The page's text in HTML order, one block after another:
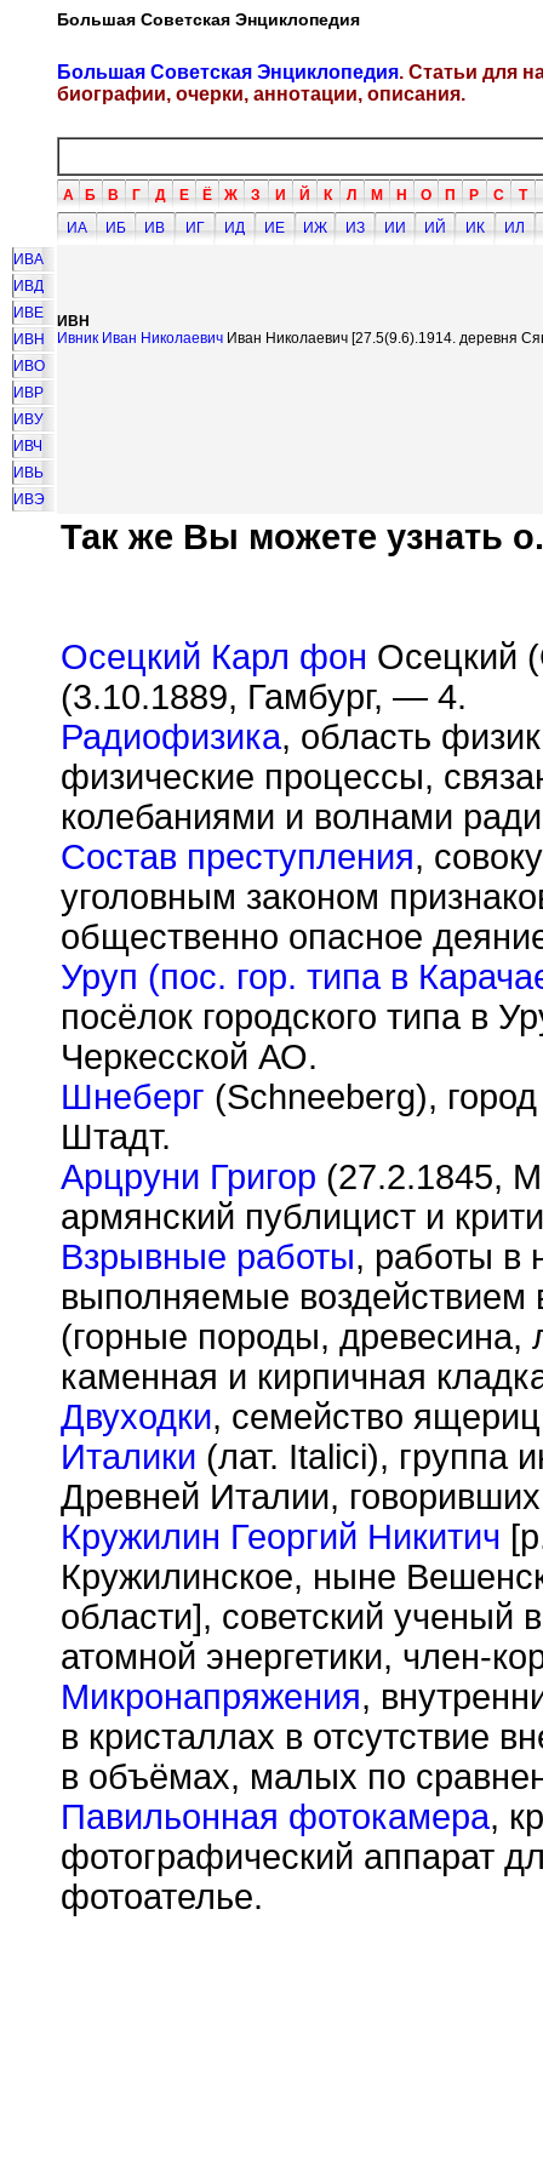
Большая Советская Энциклопедия
Большая Советская Энциклопедия. Статьи для
биографии, очерки, аннотации, описания.
А Б В Г Д Е Ё Ж З И Й К Л М Н О П Р С Т
ИА
ИБ ИВ ИГ ИД ИЕ ИЖ ИЗ ИИ ИЙ ИК
ИЛ
ИВА
ИВД
ИВЕ
ИВН
ИВО
ИВР
ИВУ
ИВЧ
ИВЬ
ИВЭ
ИВН
Ивник Иван Николаевич Иван Николаевич [27.5(9.6).1914. деревня
Так же Вы можете узнать
Осецкий Карл фон Осецкий
(3.10.1889, Гамбург, — 4.
Радиофизика, область
физические процессы,
колебаниями и волнами
Состав преступления,
уголовным законом
общественно опасное
Уруп (пос. гор. типа в
посёлок городского типа в
Черкесской АО.
Шнеберг (Schneeberg),
Штадт.
Арцруни Григор (27.2.1845,
армянский публицист и
Взрывные работы, работы в
выполняемые воздействием
(горные породы, древесина,
каменная и кирпичная
Двуходки, семейство
Италики (лат. Italici), группа
Древней Италии,
Кружилин Георгий Никитич
Кружилинское, ныне
области], советский ученый
атомной энергетики, член-
Микронапряжения,
в кристаллах в отсутствие
в объёмах, малых по
Павильонная фотокамера,
фотографический аппарат
фотоателье.